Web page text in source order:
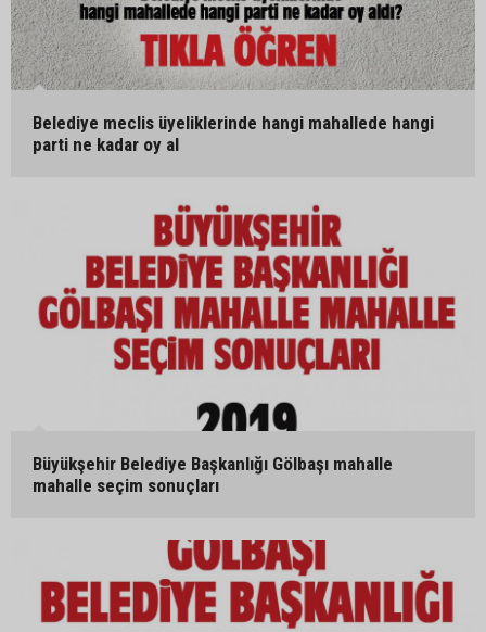
Belediye meclis üyeliklerinde hangi mahallede hangi
parti ne kadar oy al
Büyükşehir Belediye Başkanlığı Gölbaşı mahalle
mahalle seçim sonuçları